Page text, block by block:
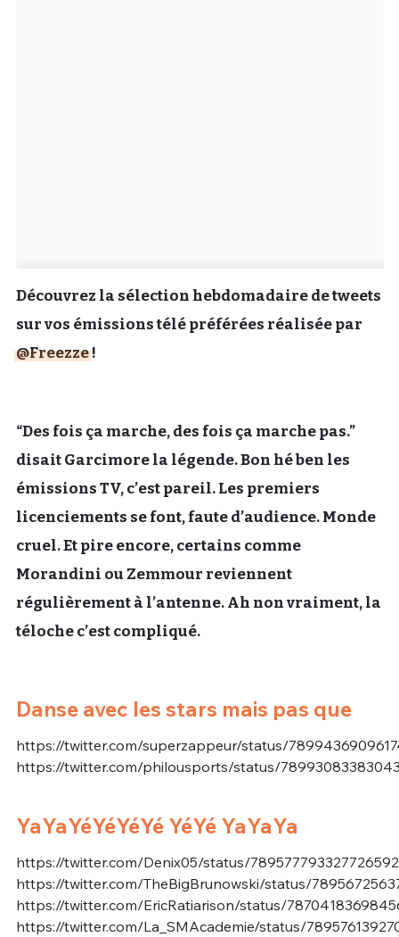
Découvrez la sélection hebdomadaire de tweets
sur vos émissions télé préférées réalisée par
@Freezze!
“Des fois ça marche, des fois ça marche pas.”
disait Garcimore la légende. Bon hé ben les
émissions TV, c’est pareil. Les premiers
licenciements se font, faute d’audience. Monde
cruel. Et pire encore, certains comme
Morandini ou Zemmour reviennent
régulièrement à l’antenne. Ah non vraiment, la
téloche c’est compliqué.
Danse avec les stars mais pas que
https://twitter.com/superzappeur/status/
https://twitter.com/philousports/status/
YaYaYéYéYéYé YéYé YaYaYa
https://twitter.com/Denix05/status/789577793327726592
https://twitter.com/TheBigBrunowski/status/
https://twitter.com/EricRatiarison/status/
https://twitter.com/La_SMAcademie/status/